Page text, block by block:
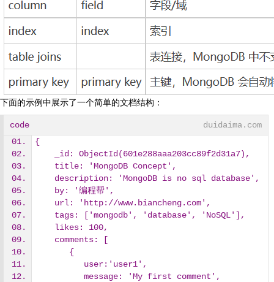
下面的示例中展示了一个简单的文档结构：
code
duidaima.com
{
    _id: ObjectId(601e288aaa203cc89f2d31a7),
    title: 'MongoDB Concept',
    description: 'MongoDB is no sql database',
    by: '编程帮',
    url: 'http://www.biancheng.com',
    tags: ['mongodb', 'database', 'NoSQL'],
    likes: 100,
    comments: [
       {
          user:'user1',
          message: 'My first comment',